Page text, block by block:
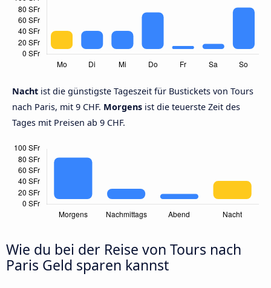
Nacht ist die günstigste Tageszeit für Bustickets von Tours
nach Paris, mit 9 CHF. Morgens ist die teuerste Zeit des
Tages mit Preisen ab 9 CHF.
Wie du bei der Reise von Tours nach
Paris Geld sparen kannst